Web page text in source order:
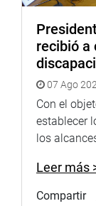
recibió a
07 Ago
Con el
establecer
los
Leer más
Compartir